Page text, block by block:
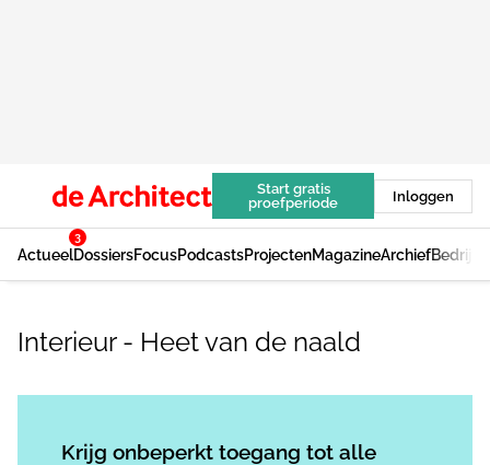
Start gratis
proefperiode
Inloggen
Actueel
3
DossiersFocusPodcastsProjectenMagazineArchief
Interieur - Heet van de naald
Krijg onbeperkt toegang tot alle